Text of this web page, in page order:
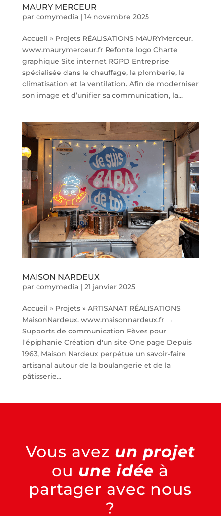
MAURY MERCEUR
par comymedia| 14 novembre 2025
Accueil » Projets RÉALISATIONS MAURYMerceur.
www.maurymerceur.fr Refonte logo Charte
graphique Site internet RGPD Entreprise
spécialisée dans le chauffage, la plomberie, la
climatisation et la ventilation. Afin de moderniser
son image et d’unifier sa communication, la...
MAISON NARDEUX
par comymedia| 21 janvier 2025
Accueil » Projets » ARTISANAT RÉALISATIONS
MaisonNardeux. www.maisonnardeux.fr →
Supports de communication Fèves pour
l'épiphanie Création d'un site One page Depuis
1963, Maison Nardeux perpétue un savoir-faire
artisanal autour de la boulangerie et de la
pâtisserie...
Vous avez un projet
ou une idée à
partager avec nous
?